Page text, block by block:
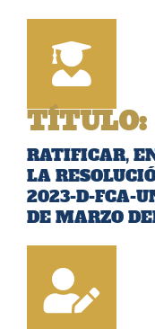
TÍTULO:
RATIFICAR,
LA
2023-D-FCA-
DE MARZO